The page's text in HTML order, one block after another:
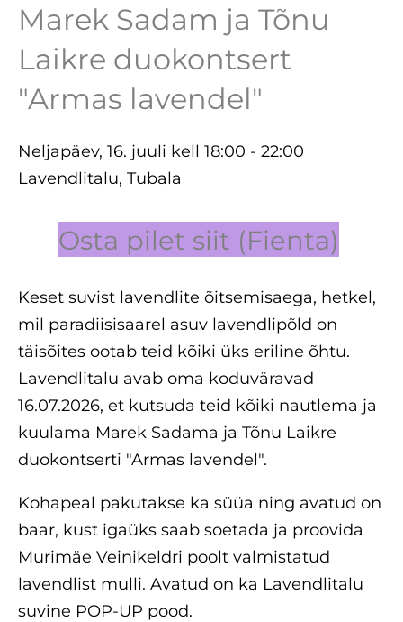
Marek Sadam ja Tõnu
Laikre duokontsert
"Armas lavendel"
Neljapäev, 16. juuli kell 18:00 - 22:00
Lavendlitalu, Tubala
Osta pilet siit (Fienta)
Keset suvist lavendlite õitsemisaega, hetkel,
mil paradiisisaarel asuv lavendlipõld on
täisõites ootab teid kõiki üks eriline õhtu.
Lavendlitalu avab oma koduväravad
16.07.2026, et kutsuda teid kõiki nautlema ja
kuulama Marek Sadama ja Tõnu Laikre
duokontserti "Armas lavendel".
Kohapeal pakutakse ka süüa ning avatud on
baar, kust igaüks saab soetada ja proovida
Murimäe Veinikeldri poolt valmistatud
lavendlist mulli. Avatud on ka Lavendlitalu
suvine POP-UP pood.